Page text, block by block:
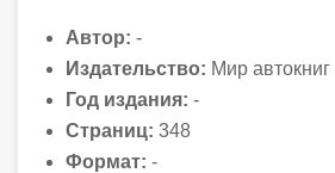
Автор: -
Издательство: Мир автокниг
Год издания: -
Страниц: 348
Формат: -